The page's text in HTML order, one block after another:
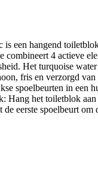
een hangend
combineert 4 actieve
Het turquoise
fris en verzorgd
spoelbeurten in een
Hang het toiletblok aan
eerste spoelbeurt